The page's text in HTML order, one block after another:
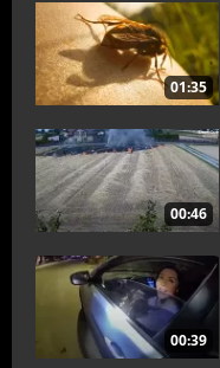
01:35
00:46
00:39